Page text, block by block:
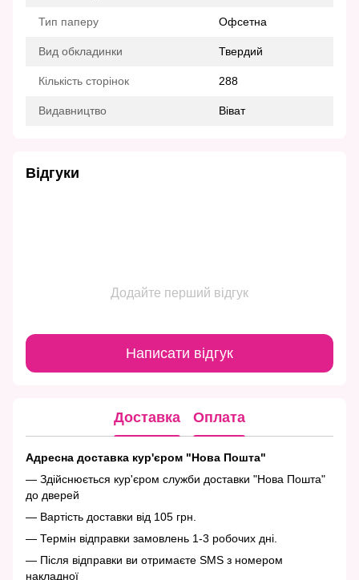
Тип паперу Офсетна
Вид обкладинки Твердий
Кількість сторінок 288
Видавництво Віват
Відгуки
Додайте перший відгук
Написати відгук
Доставка Оплата
Адресна доставка кур'єром "Нова Пошта"
— Здійснюється кур'єром служби доставки "Нова Пошта"
до дверей
— Вартість доставки від 105 грн.
— Термін відправки замовлень 1-3 робочих дні.
— Після відправки ви отримаєте SMS з номером
накладної